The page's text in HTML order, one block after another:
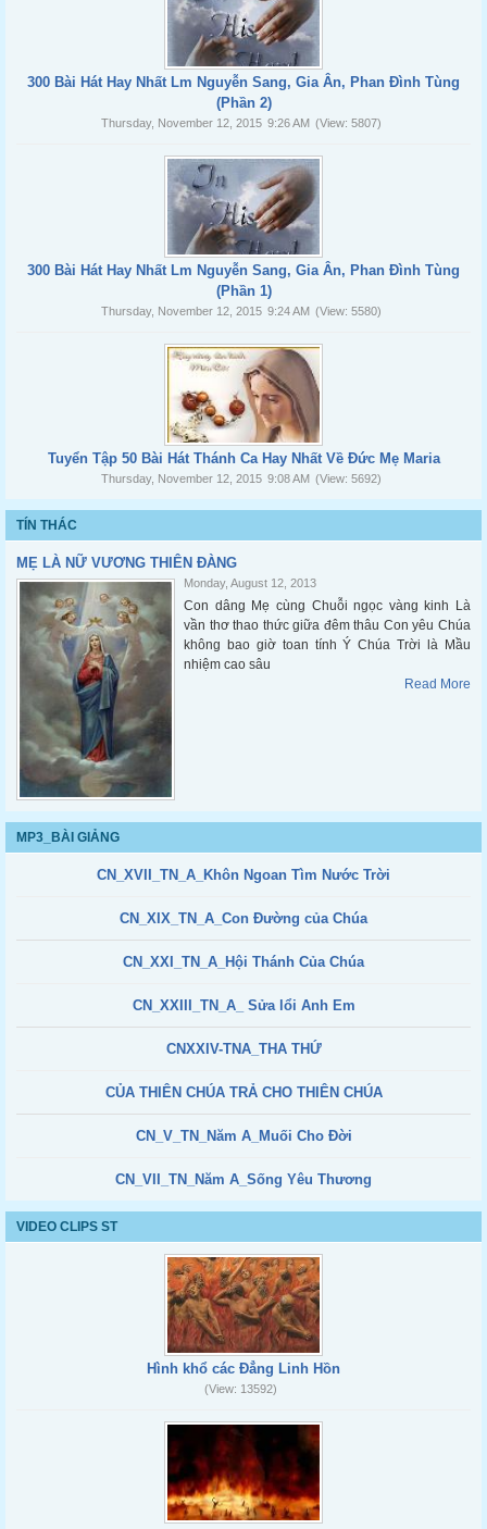
300 Bài Hát Hay Nhất Lm Nguyễn Sang, Gia Ân, Phan Đình Tùng
(Phần 2)
Thursday, November 12, 2015 9:26 AM (View: 5807)
300 Bài Hát Hay Nhất Lm Nguyễn Sang, Gia Ân, Phan Đình Tùng
(Phần 1)
Thursday, November 12, 2015 9:24 AM (View: 5580)
Tuyển Tập 50 Bài Hát Thánh Ca Hay Nhất Về Đức Mẹ Maria
Thursday, November 12, 2015 9:08 AM (View: 5692)
TÍN THÁC
MẸ LÀ NỮ VƯƠNG THIÊN ĐÀNG
Monday, August 12, 2013
Con dâng Mẹ cùng Chuỗi ngọc vàng kinh Là
vần thơ thao thức giữa đêm thâu Con yêu Chúa
không bao giờ toan tính Ý Chúa Trời là Mầu
nhiệm cao sâu
Read More
MP3_BÀI GIẢNG
CN_XVII_TN_A_Khôn Ngoan Tìm Nước Trời
CN_XIX_TN_A_Con Đường của Chúa
CN_XXI_TN_A_Hội Thánh Của Chúa
CN_XXIII_TN_A_ Sửa lổi Anh Em
CNXXIV-TNA_THA THỨ
CỦA THIÊN CHÚA TRẢ CHO THIÊN CHÚA
CN_V_TN_Năm A_Muối Cho Đời
CN_VII_TN_Năm A_Sống Yêu Thương
VIDEO CLIPS ST
Hình khổ các Đẳng Linh Hồn
(View: 13592)